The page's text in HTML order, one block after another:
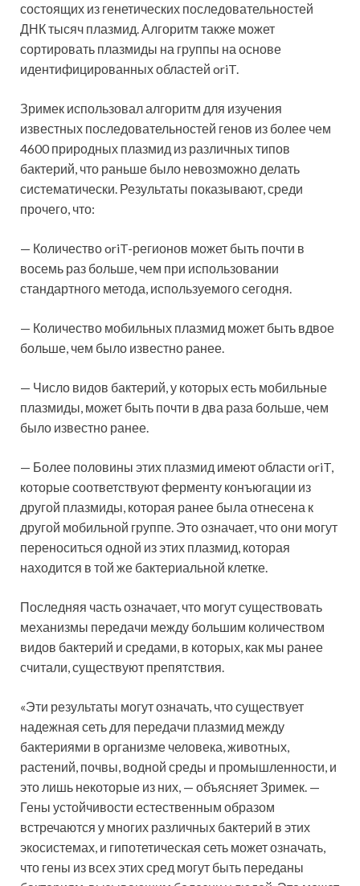
состоящих из генетических последовательностей
ДНК тысяч плазмид. Алгоритм также может
сортировать плазмиды на группы на основе
идентифицированных областей oriT.
Зримек использовал алгоритм для изучения
известных последовательностей генов из более чем
4600 природных плазмид из различных типов
бактерий, что раньше было невозможно делать
систематически. Результаты показывают, среди
прочего, что:
— Количество oriT-регионов может быть почти в
восемь раз больше, чем при использовании
стандартного метода, используемого сегодня.
— Количество мобильных плазмид может быть вдвое
больше, чем было известно ранее.
— Число видов бактерий, у которых есть мобильные
плазмиды, может быть почти в два раза больше, чем
было известно ранее.
— Более половины этих плазмид имеют области oriT,
которые соответствуют ферменту конъюгации из
другой плазмиды, которая ранее была отнесена к
другой мобильной группе. Это означает, что они могут
переноситься одной из этих плазмид, которая
находится в той же бактериальной клетке.
Последняя часть означает, что могут существовать
механизмы передачи между большим количеством
видов бактерий и средами, в которых, как мы ранее
считали, существуют препятствия.
«Эти результаты могут означать, что существует
надежная сеть для передачи плазмид между
бактериями в организме человека, животных,
растений, почвы, водной среды и промышленности, и
это лишь некоторые из них, — объясняет Зримек. —
Гены устойчивости естественным образом
встречаются у многих различных бактерий в этих
экосистемах, и гипотетическая сеть может означать,
что гены из всех этих сред могут быть переданы